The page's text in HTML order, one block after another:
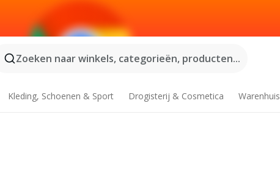
Zoeken naar winkels, categorieën, producten...
Kleding, Schoenen & Sport Drogisterij & Cosmetica Warenhuis